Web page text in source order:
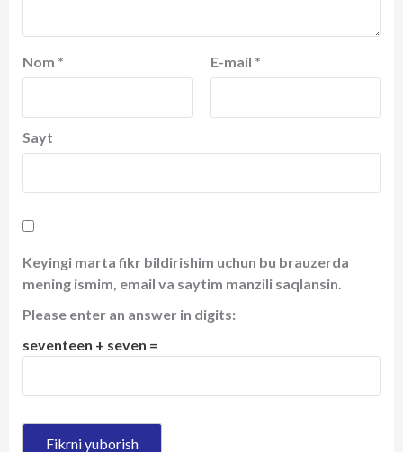
Nom * E-mail *
Sayt
Keyingi marta fikr bildirishim uchun bu brauzerda
mening ismim, email va saytim manzili saqlansin.
Please enter an answer in digits:
seventeen + seven =